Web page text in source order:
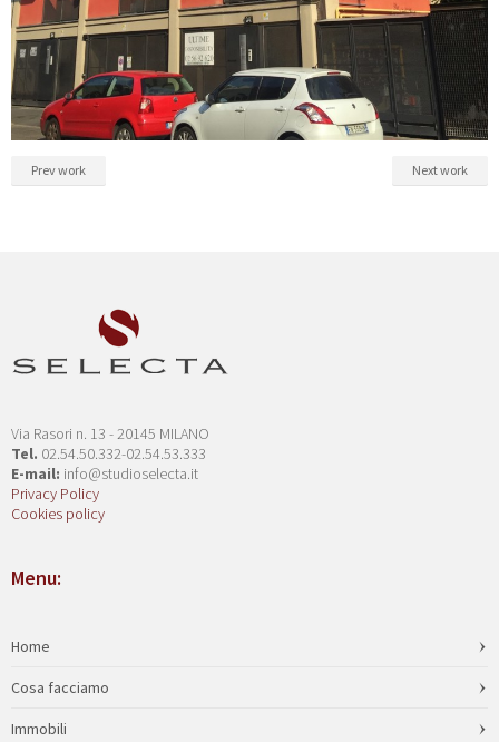
Prev work Next work
Via Rasori n. 13 - 20145 MILANO
Tel. 02.54.50.332-02.54.53.333
E-mail: info@studioselecta.it
Privacy Policy
Cookies policy
Menu:
Home
Cosa facciamo
Immobili